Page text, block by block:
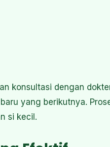
konsultasi dengan
yang berikutnya.
si kecil.